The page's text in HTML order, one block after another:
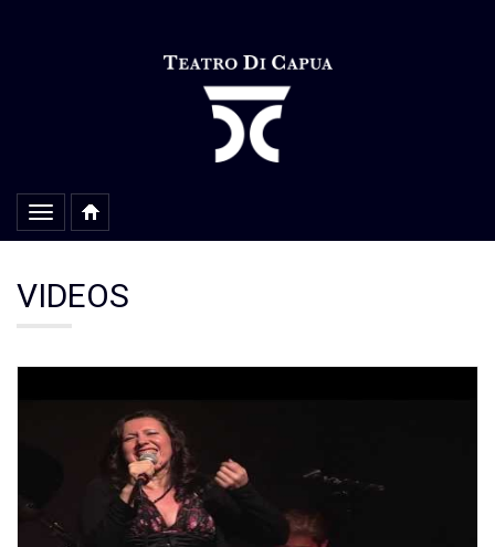
Alterar
navegação
VIDEOS